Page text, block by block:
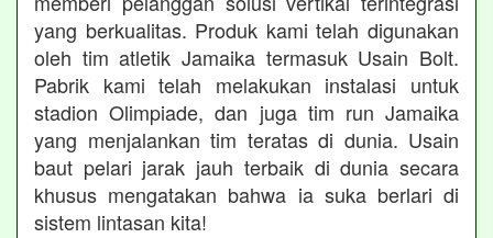
yang berkualitas. Produk kami telah digunakan
oleh tim atletik Jamaika termasuk Usain Bolt.
Pabrik kami telah melakukan instalasi untuk
stadion Olimpiade, dan juga tim run Jamaika
yang menjalankan tim teratas di dunia. Usain
baut pelari jarak jauh terbaik di dunia secara
khusus mengatakan bahwa ia suka berlari di
sistem lintasan kita!